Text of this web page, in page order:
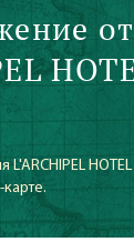
L'ARCHIPEL